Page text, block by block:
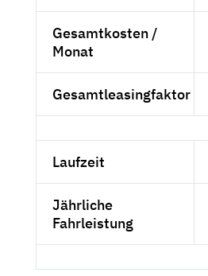
Gesamtkosten /
Monat
Gesamtleasingfaktor
Laufzeit
Jährliche
Fahrleistung